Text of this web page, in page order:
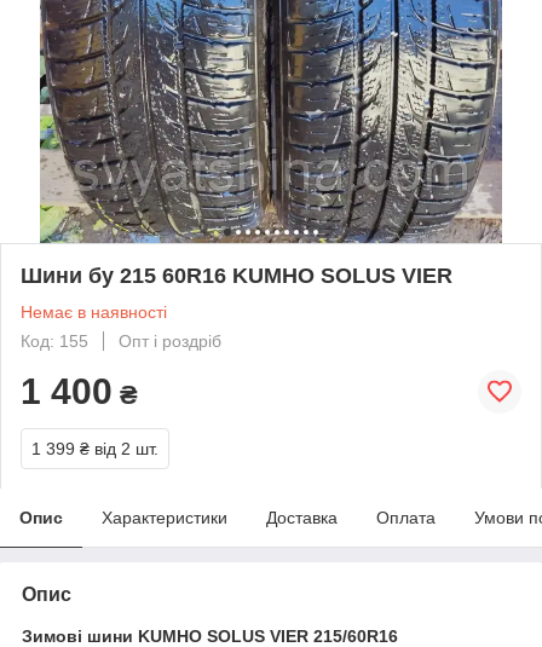
Шини бу 215 60R16 KUMHO SOLUS VIER
Немає в наявності
Код: 155
Опт і роздріб
1 400 ₴
1 399 ₴ від 2 шт.
Опис Характеристики Доставка Оплата Умови
Опис
Зимові шини KUMHO SOLUS VIER 215/60R16